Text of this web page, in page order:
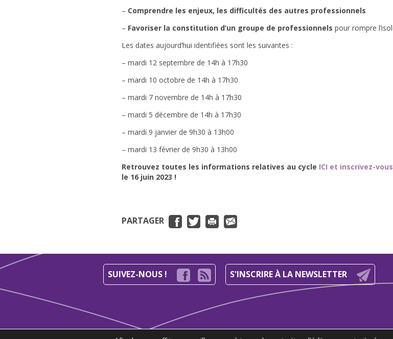
– Comprendre les enjeux, les difficultés des autres professionnels
– Favoriser la constitution d’un groupe de professionnels pour rompre
Les dates aujourd’hui identifiées sont les suivantes :
– mardi 12 septembre de 14h à 17h30
– mardi 10 octobre de 14h à 17h30
– mardi 7 novembre de 14h à 17h30
– mardi 5 décembre de 14h à 17h30
– mardi 9 janvier de 9h30 à 13h00
– mardi 13 février de 9h30 à 13h00
Retrouvez toutes les informations relatives au cycle ICI et inscrivez-vous
le 16 juin 2023 !
PARTAGER
SUIVEZ-NOUS ! S'INSCRIRE À LA NEWSLETTER